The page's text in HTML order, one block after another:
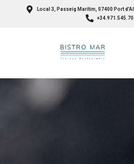
Local 3, Passeig Marítim, 07400 Port